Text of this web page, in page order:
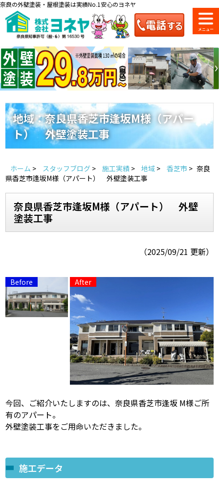
奈良の外壁塗装・屋根塗装は実績No.1安心のヨネヤ
料金一覧 会社案内 ショールーム
のご紹介
来店予約 お問い合わせ
お見積り お電話
地域の事例がいっぱい
ヨネヤの施工実績
Home
雨漏りについて
ヨネヤがお客様から選ばれる10の
アパート・マンション修繕
見積もりシミュレーション
地域：奈良県香芝市逢坂M様（アパー
ト） 外壁塗装工事
ホーム > スタッフブログ > 施工実績 > 地域 > 香芝市 > 奈良
県香芝市逢坂M様（アパート） 外壁塗装工事
奈良県香芝市逢坂M様（アパート） 外壁
塗装工事
（2025/09/21 更新）
今回、ご紹介いたしますのは、奈良県香芝市逢坂 M様ご所
有のアパート。
外壁塗装工事をご用命いただきました。
施工データ